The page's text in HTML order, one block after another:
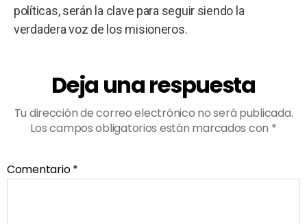
políticas, serán la clave para seguir siendo la
verdadera voz de los misioneros.
Deja una respuesta
Tu dirección de correo electrónico no será publicada.
Los campos obligatorios están marcados con *
Comentario*